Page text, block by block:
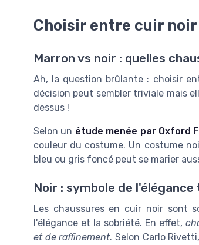
Choisir entre cuir
Marron vs noir : quelles
Ah, la question brûlante : choisir
décision peut sembler triviale mais
dessus !
Selon un étude menée par Oxford
couleur du costume. Un costume
bleu ou gris foncé peut se marier
Noir : symbole de
Les chaussures en cuir noir sont
l'élégance et la sobriété. En effet,
et de raffinement. Selon Carlo